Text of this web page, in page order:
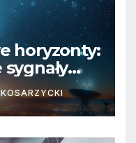
horyzonty: